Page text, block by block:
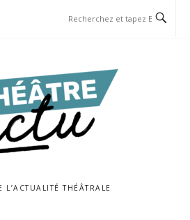
L’ACTUALITÉ THÉÂTRALE